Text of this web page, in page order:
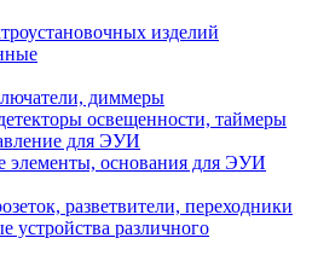
изделий
диммеры
освещенности, таймеры
для ЭУИ
элементы, основания для ЭУИ
разветвители, переходники
устройства различного